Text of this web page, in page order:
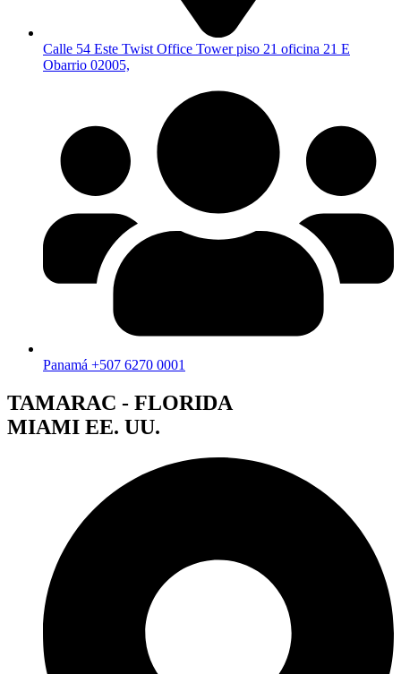
Calle 54 Este Twist Office Tower piso 21 oficina 21 E
Obarrio 02005,
Panamá +507 6270 0001
TAMARAC - FLORIDA
MIAMI EE. UU.